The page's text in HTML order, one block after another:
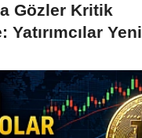
Gözler Kritik
Yeni